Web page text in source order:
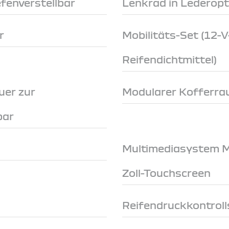
Mobilitäts-Set (12-
Reifendichtmittel)
zur Modularer
Multimediasystem
Zoll-Touchscreen